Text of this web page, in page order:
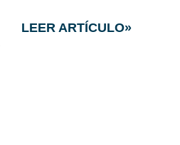
LEER ARTÍCULO»